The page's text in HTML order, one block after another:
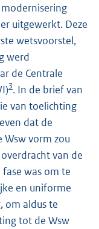
uitgewerkt. Deze
wetsvoorstel,
werd
de Centrale
3. In de brief van
van toelichting
dat de
vorm zou
van de
was om te
en uniforme
om aldus te
tot de Wsw